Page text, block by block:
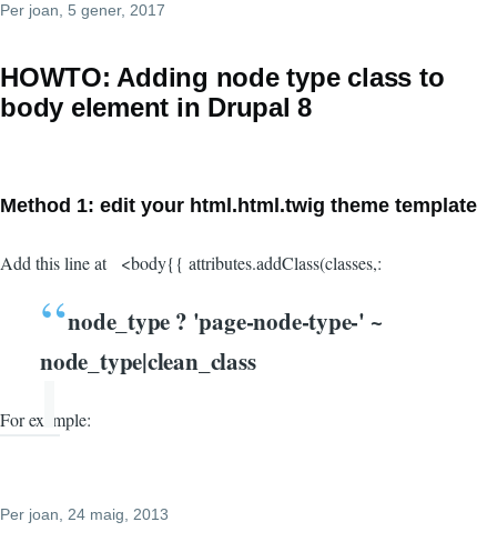
Per joan, 5 gener, 2017
HOWTO: Adding node type class to
body element in Drupal 8
Method 1: edit your html.html.twig theme template
Add this line at <body{{ attributes.addClass(classes,:
node_type ? 'page-node-type-' ~
node_type|clean_class
For example:
Per joan , 24 maig, 2013